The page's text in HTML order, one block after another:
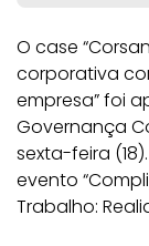
O case
corporativa
empresa” foi
Governança
sexta-feira
evento
Trabalho: